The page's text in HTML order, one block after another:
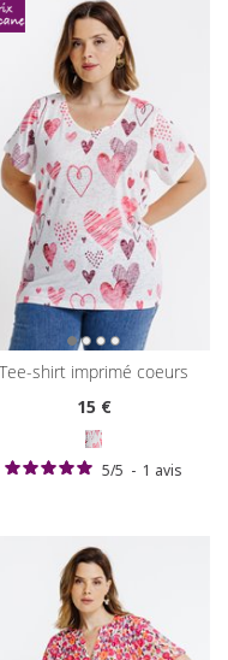
tee-shirt imprimé coeurs
15€
5/5 - 1 avis